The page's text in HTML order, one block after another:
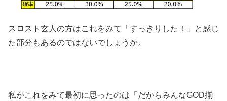
スロスト玄人の方はこれをみて「すっきりした！」と感じ
た部分もあるのではないでしょうか。
私がこれをみて最初に思ったのは「だからみんなGOD揃